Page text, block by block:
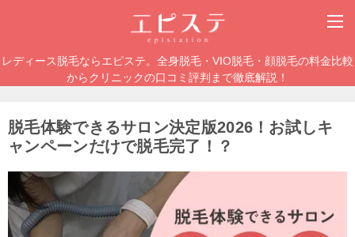
レディース脱毛ならエピステ。全身脱毛・VIO脱毛・顔脱毛の料金比較
からクリニックの口コミ評判まで徹底解説！
脱毛体験できるサロン決定版2026！お試しキ
ャンペーンだけで脱毛完了！？